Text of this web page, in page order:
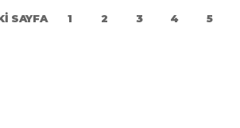
SAYFA 1 2 3 4 5